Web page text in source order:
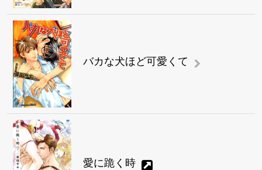
バカな犬ほど可愛くて
愛に跪く時